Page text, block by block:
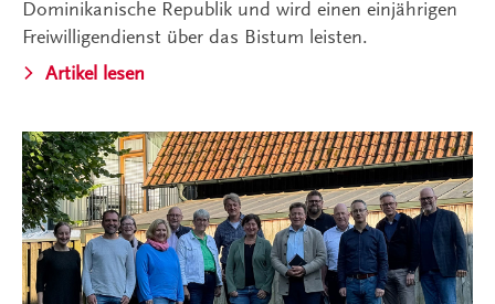
Dominikanische Republik und wird einen einjährigen
Freiwilligendienst über das Bistum leisten.
Artikel lesen